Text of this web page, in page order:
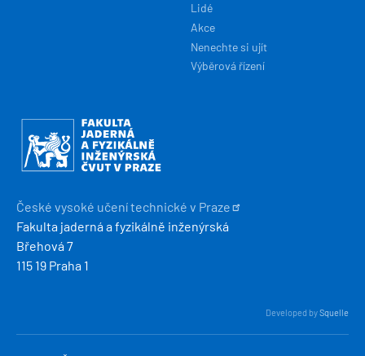
Lidé
Akce
Nenechte si ujít
Výběrová řízení
Obrázek
České vysoké učení technické v Praze
Fakulta jaderná a fyzikálně inženýrská
Břehová 7
115 19 Praha 1
Developed bySquelle